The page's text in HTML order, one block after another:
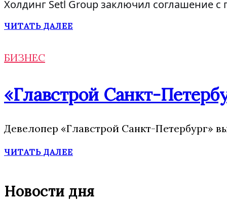
Холдинг Setl Group заключил соглашение с
ЧИТАТЬ ДАЛЕЕ
БИЗНЕС
«Главстрой Санкт-
Девелопер «Главстрой Санкт-Петербург»
ЧИТАТЬ ДАЛЕЕ
Новости дня